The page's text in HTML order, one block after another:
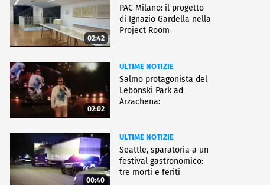
02:42
PAC Milano: il progetto
di Ignazio Gardella nella
Project Room
02:02
ULTIME NOTIZIE
Salmo protagonista del
Lebonski Park ad
Arzachena:
00:40
ULTIME NOTIZIE
Seattle, sparatoria a un
festival gastronomico:
tre morti e feriti